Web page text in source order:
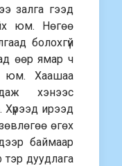
залга гээд
юм. Нөгөө
болохгүй
өөр ямар ч
юм. Хаашаа
хэнээс
ирээд
өгөх
баймаар
дуудлага